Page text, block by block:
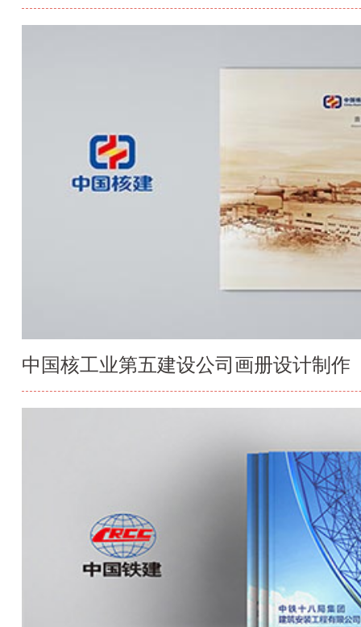
中国核工业第五建设公司画册设计制作